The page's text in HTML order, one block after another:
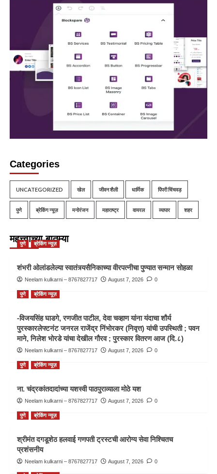
Categories
UNCATEGORIZED खेल जीवन शैली धार्मिक पिंपरी चिंचवड़
पुणे ब्रेकिंग न्यूज़ मनोरंजन महाराष्ट्र वायरल व्यापार शहर
महत्त्वाच्या बातम्या
पुणे ब्रेकिंग न्यूज़
शंभरी ओलांडलेल्या स्वातंत्र्यसैनिकाच्या वीरपत्नीचा पुण्यात सन्मान सोहळा
Neelam kulkarni – 8767827717 August 7, 2026 0
पुणे ब्रेकिंग न्यूज़
-विजयसिंह घाडगे, रणजीत पाटील, देवा चव्हाण यांना यंदाचा शौर्य
पुरस्कारलेफ्टनंट जनरल राजेंद्र निंभोरकर (निवृत्त) यांची उपस्थिती ; पवन
माने, निलेश भोरडे यांचा देखील गौरव ; पुरस्कार वितरण आज (दि.८)
Neelam kulkarni – 8767827717 August 7, 2026 0
पुणे ब्रेकिंग न्यूज़
ना. चंद्रकांतदादांच्या यशस्वी पाठपुराव्याला मोठे यश
Neelam kulkarni – 8767827717 August 7, 2026 0
पुणे ब्रेकिंग न्यूज़
श्रीमंत दगडूशेठ हलवाई गणपती ट्रस्टची आरोग्य सेवा निश्चितच
प्रशंसनीय
Neelam kulkarni – 8767827717 August 7, 2026 0